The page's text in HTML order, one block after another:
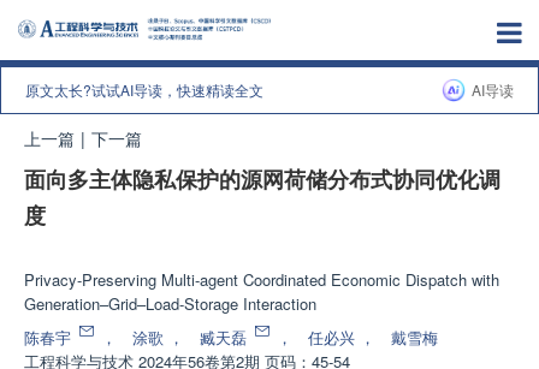
原文太长?试试AI导读，快速精读全文 AI导读
上一篇 | 下一篇
面向多主体隐私保护的源网荷储分布式协同优化调
度
Privacy-Preserving Multi-agent Coordinated Economic Dispatch with
Generation–Grid–Load-Storage Interaction
陈春宇
， 涂歌 ， 臧天磊 ， 任必兴 ，
戴雪梅
工程科学与技术 2024年56卷第2期 页码：45-54